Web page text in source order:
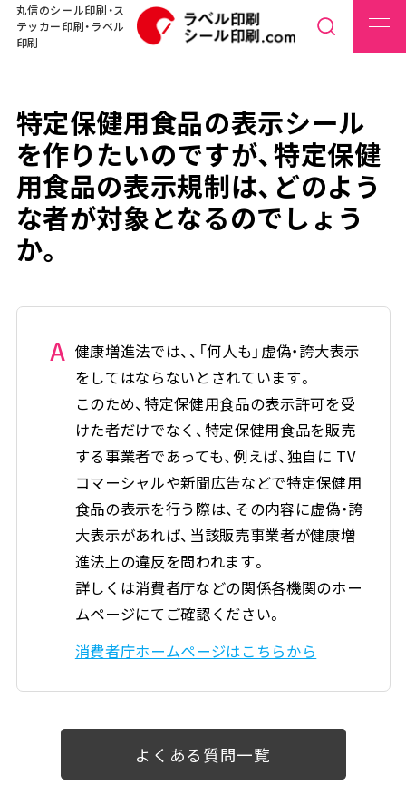
丸信のシール印刷・ス
テッカー印刷・ラベル
印刷
特定保健用食品の表示シール
を作りたいのですが、特定保健
用食品の表示規制は、どのよう
な者が対象となるのでしょう
か。
A 健康増進法では、、「何人も」虚偽・誇大表示
をしてはならないとされています。
このため、特定保健用食品の表示許可を受
けた者だけでなく、特定保健用食品を販売
する事業者であっても、例えば、独自に TV
コマーシャルや新聞広告などで特定保健用
食品の表示を行う際は、その内容に虚偽・誇
大表示があれば、当該販売事業者が健康増
進法上の違反を問われます。
詳しくは消費者庁などの関係各機関のホー
ムページにてご確認ください。
消費者庁ホームページはこちらから
よくある質問一覧